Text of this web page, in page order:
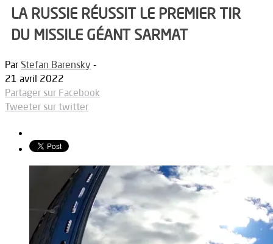
LA RUSSIE RÉUSSIT LE PREMIER TIR
DU MISSILE GÉANT SARMAT
Par Stefan Barensky -
21 avril 2022
Partager sur Facebook
Tweeter sur twitter